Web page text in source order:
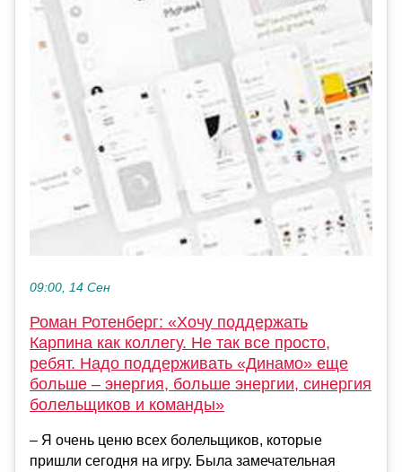
09:00, 14 Сен
Роман Ротенберг: «Хочу поддержать
Карпина как коллегу. Не так все просто,
ребят. Надо поддерживать «Динамо» еще
больше – энергия, больше энергии, синергия
болельщиков и команды»
– Я очень ценю всех болельщиков, которые
пришли сегодня на игру. Была замечательная